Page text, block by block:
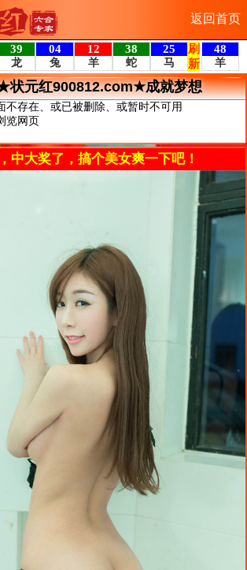
返回首页
状元红900812.com★成就梦想
不存在、或已被删除、或暂时不可用
览网页
中大奖了，搞个美女爽一下吧！